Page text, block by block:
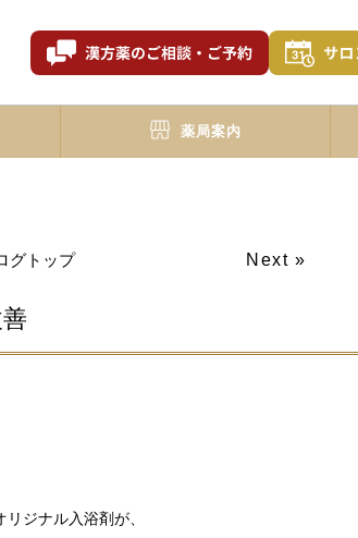
薬局案内
グトップ Next »
ジナル入浴剤が、